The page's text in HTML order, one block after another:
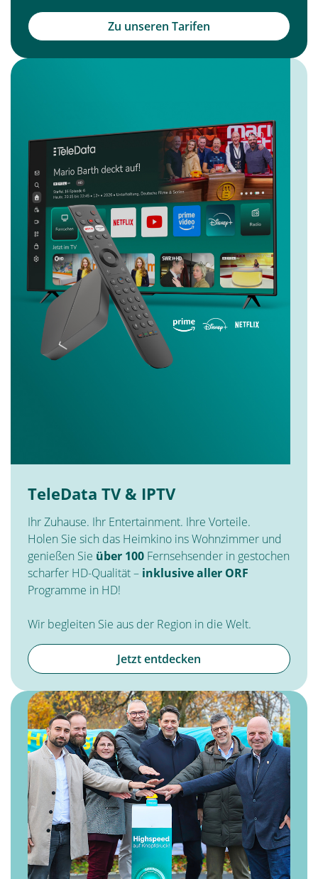
Zu unseren Tarifen
TeleData TV & IPTV
Ihr Zuhause. Ihr Entertainment. Ihre Vorteile.
Holen Sie sich das Heimkino ins Wohnzimmer und
genießen Sie über 100 Fernsehsender in gestochen
scharfer HD-Qualität – inklusive aller ORF
Programme in HD!
Wir begleiten Sie aus der Region in die Welt.
Jetzt entdecken